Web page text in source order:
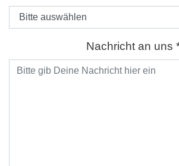
Nachricht an uns